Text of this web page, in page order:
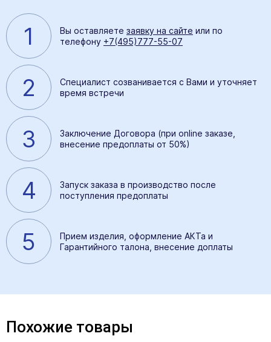
1 Вы оставляете заявку на сайте или по
телефону +7(495)777-55-07
2
Специалист созванивается с Вами и уточняет
время встречи
3
Заключение Договора (при online заказе,
внесение предоплаты от 50%)
4
Запуск заказа в производство после
поступления предоплаты
5
Прием изделия, оформление АКТа и
Гарантийного талона, внесение доплаты
Похожие товары